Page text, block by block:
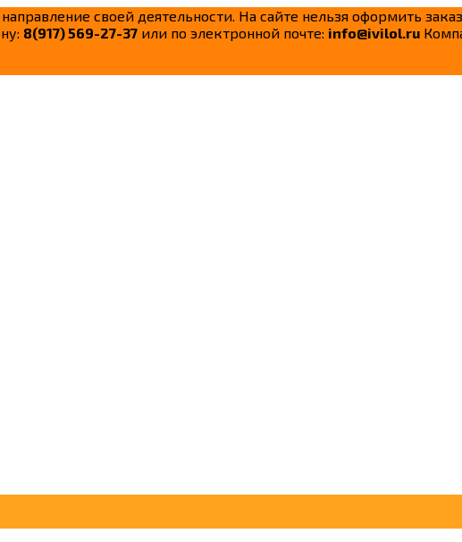
своей деятельности. На сайте нельзя оформить
8(917) 569-27-37 или по электронной почте: info@ivilol.ru